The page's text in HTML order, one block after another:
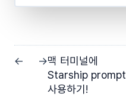
← →맥 터미널에
Starship prompt
사용하기!